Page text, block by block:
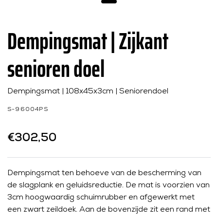
Dempingsmat | Zijkant
senioren doel
Dempingsmat | 108x45x3cm | Seniorendoel
S-96004PS
€302,50
Dempingsmat ten behoeve van de bescherming van
de slagplank en geluidsreductie. De mat is voorzien van
3cm hoogwaardig schuimrubber en afgewerkt met
een zwart zeildoek. Aan de bovenzijde zit een rand met